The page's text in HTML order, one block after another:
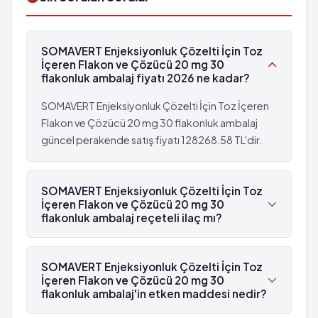
Normal olmayan rüyalar
Yaygın olmayan: 100 hastanın birinden az,
fakat 1,000 hastanın birinden fazla görülebilir
(%0.1 - %1)
Ağız kuruluğu
Panik atak
Migren
Nefes darlığı
Yüzde şişme
Dokunma duyusunda azalma
Gece terlemeleri
Göz yorgunluğu
Hafıza kaybı
Gözde ağrı
Diş sorunları
Grip benzeri rahatsızlık
Kan kolesterolünde yükselme
Enjeksiyon yerinde morarma veya kanama
Enjeksiyon yerindeki cilt yüzeyinin altında yağ
birikimi
Normal olmayan rüyalar
Yaygın olmayan: 100 hastanın birinden az,
(%0.1 - %1)
Ateş*
Ağız kuruluğu
Panik atak
Migren
Nefes darlığı
SOMAVERT Enjeksiyonluk Çözelti İçin Toz
İçeren Flakon ve Çözücü 20 mg 30
flakonluk ambalaj fiyatı 2026 ne kadar?
SOMAVERT Enjeksiyonluk Çözelti İçin Toz İçeren
Flakon ve Çözücü 20 mg 30 flakonluk ambalaj
güncel perakende satış fiyatı 128268.58 TL'dir.
SOMAVERT Enjeksiyonluk Çözelti İçin Toz
İçeren Flakon ve Çözücü 20 mg 30
flakonluk ambalaj reçeteli ilaç mı?
Evet, SOMAVERT Enjeksiyonluk Çözelti İçin Toz
İçeren Flakon ve Çözücü 20 mg 30 flakonluk
ambalaj beyaz reçetelidir.
SOMAVERT Enjeksiyonluk Çözelti İçin Toz
İçeren Flakon ve Çözücü 20 mg 30
flakonluk ambalaj'in etken maddesi nedir?